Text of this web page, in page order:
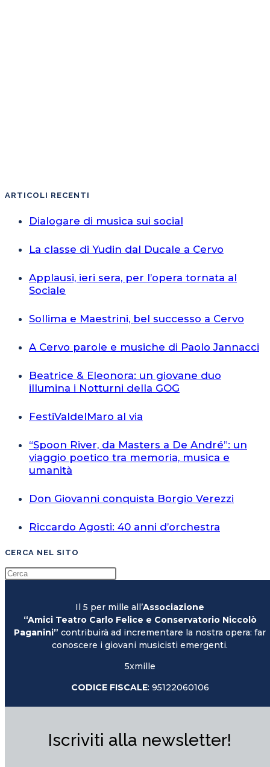
ARTICOLI RECENTI
Dialogare di musica sui social
La classe di Yudin dal Ducale a Cervo
Applausi, ieri sera, per l’opera tornata al
Sociale
Sollima e Maestrini, bel successo a Cervo
A Cervo parole e musiche di Paolo Jannacci
Beatrice & Eleonora: un giovane duo
illumina i Notturni della GOG
FestiValdelMaro al via
“Spoon River, da Masters a De André”: un
viaggio poetico tra memoria, musica e
umanità
Don Giovanni conquista Borgio Verezzi
Riccardo Agosti: 40 anni d’orchestra
CERCA NEL SITO
Il 5 per mille all’Associazione
“Amici Teatro Carlo Felice e Conservatorio Niccolò
Paganini” contribuirà ad incrementare la nostra opera: far
conoscere i giovani musicisti emergenti.
5xmille
CODICE FISCALE: 95122060106
Iscriviti alla newsletter!